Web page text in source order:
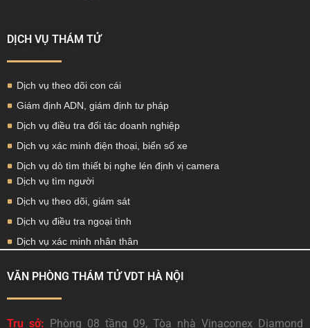
DỊCH VỤ THÁM TỬ
Dịch vụ theo dõi con cái
Giám định ADN, giám định tư pháp
Dịch vụ điều tra đối tác doanh nghiệp
Dịch vụ xác minh điện thoại, biển số xe
Dịch vụ dò tìm thiết bị nghe lén định vị camera
Dịch vụ tìm người
Dịch vụ theo dõi, giám sát
Dịch vụ điều tra ngoại tình
Dịch vụ xác minh nhân thân
VĂN PHÒNG THÁM TỬ VDT HÀ NỘI
Trụ sở:
Phòng 08 tầng 09, Tòa nhà Vinaconex Diamond